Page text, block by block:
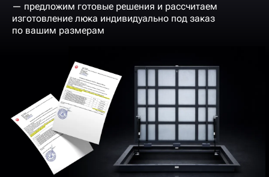
— предложим готовые решения и рассчитаем
изготовление люка индивидуально под заказ
по вашим размерам